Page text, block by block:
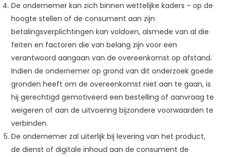
De ondernemer kan zich binnen wettelijke kaders - op de
hoogte stellen of de consument aan zijn
betalingsverplichtingen kan voldoen, alsmede van al die
feiten en factoren die van belang zijn voor een
verantwoord aangaan van de overeenkomst op afstand.
Indien de ondernemer op grond van dit onderzoek goede
gronden heeft om de overeenkomst niet aan te gaan, is
hij gerechtigd gemotiveerd een bestelling of aanvraag te
weigeren of aan de uitvoering bijzondere voorwaarden te
verbinden.
De ondernemer zal uiterlijk bij levering van het product,
de dienst of digitale inhoud aan de consument de